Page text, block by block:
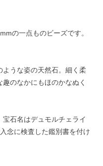
の一点ものビーズです。
ような姿の天然石。細く柔
のなかにもほのかなぬく
石名はデュモルチェライ
念に検査した鑑別書を付け